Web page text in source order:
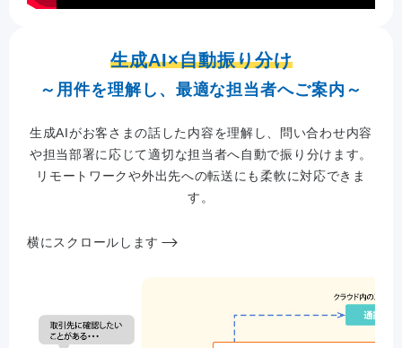
生成AI×自動振り分け
～用件を理解し、最適な担当者へご案内～
生成AIがお客さまの話した内容を理解し、問い合わせ内容
や担当部署に応じて適切な担当者へ自動で振り分けます。
リモートワークや外出先への転送にも柔軟に対応できま
す。
横にスクロールします